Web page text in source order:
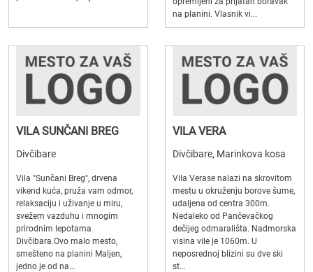
na planini. Vlasnik vi...
VILA SUNČANI BREG
Divčibare
Vila "Sunčani Breg", drvena
vikend kuća, pruža vam odmor,
relaksaciju i uživanje u miru,
svežem vazduhu i mnogim
prirodnim lepotama
Divčibara.Ovo malo mesto,
smešteno na planini Maljen,
jedno je od na...
VILA VERA
Divčibare, Marinkova kosa
Vila Verase nalazi na skrovitom
mestu u okruženju borove šume,
udaljena od centra 300m.
Nedaleko od Pančevačkog
dečijeg odmarališta. Nadmorska
visina vile je 1060m. U
neposrednoj blizini su dve ski
st...